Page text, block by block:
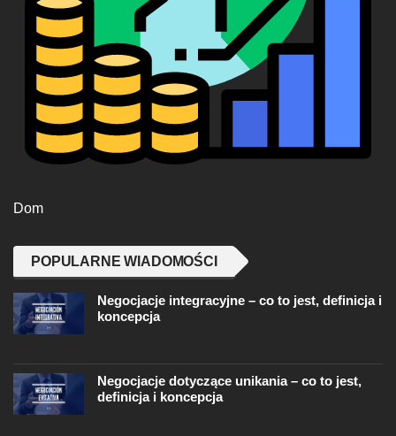
Dom
POPULARNE WIADOMOŚCI
Negocjacje integracyjne – co to jest, definicja i
koncepcja
Negocjacje dotyczące unikania – co to jest,
definicja i koncepcja